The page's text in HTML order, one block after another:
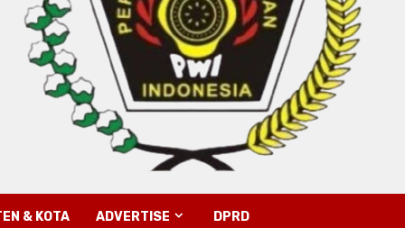
& KOTA ADVERTISE DPRD